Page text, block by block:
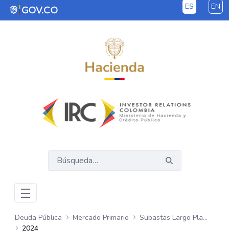
Saltar al contenido principal ES EN
Deuda Pública Mercado Primario
Subastas Largo Plazo - COP
2024